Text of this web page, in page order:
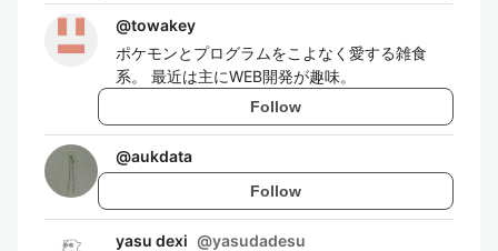
@towakey
ポケモンとプログラムをこよなく愛する雑食
系。 最近は主にWEB開発が趣味。
Follow
@aukdata
Follow
yasu dexi @yasudadesu